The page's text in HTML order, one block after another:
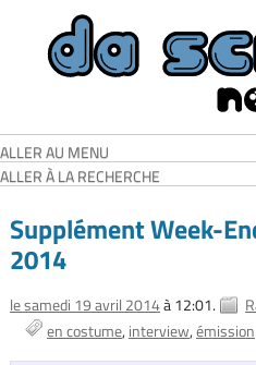
ALLER AU MENU
ALLER À LA RECHERCHE
Supplément Week-
2014
le samedi 19 avril 2014à 12:01.
en costume interview émission